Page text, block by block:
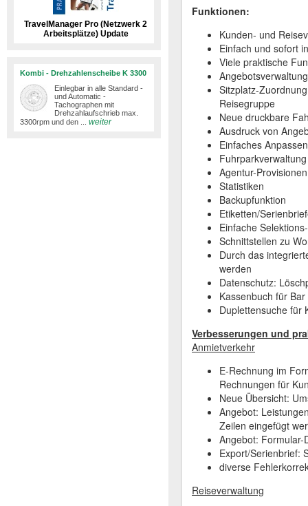
TravelManager Pro (Netzwerk 2
Arbeitsplätze) Update
Kombi - Drehzahlenscheibe K 3300
Einlegbar in alle Standard -
und Automatic -
Tachographen mit
Drehzahlaufschrieb max.
3300rpm und den ...
weiter
Funktionen:
Kunden- und
Einfach und sofort
Viele praktische
Sitzplatz-
Reisegruppe
Neue druckbare
Ausdruck von
Einfaches
Agentur-
Statistiken
Backupfunktion
Etiketten/
Einfache
Schnittstellen zu
Durch das
werden
Datenschutz:
Kassenbuch für
Duplettensuche für
Verbesserungen und
Anmietverkehr
E-Rechnung im
Rechnungen für
Neue Übersicht:
Angebot:
Zeilen eingefügt
Angebot:
Export/Serienbrief:
diverse
Reiseverwaltung